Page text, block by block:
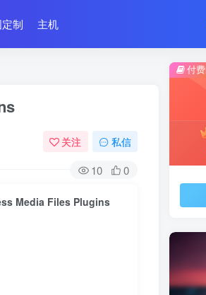
制 主机
关注 私信
10 0
Media Files Plugins
付